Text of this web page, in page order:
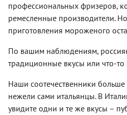
профессиональных фризеров,
ремесленные производители.
приготовления мороженого
По вашим наблюдениям,
традиционные вкусы или что-
Наши соотечественники
нежели сами итальянцы. В
увидите одни и те же вкусы –